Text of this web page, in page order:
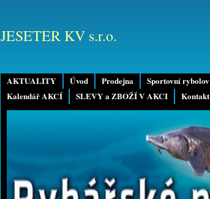
AKTUALITY Úvod Prodejna Sportovní rybolov
Kalendář AKCÍ
SLEVY a ZBOŽÍ V AKCI Kontakt
JESETER KV s.r.o.